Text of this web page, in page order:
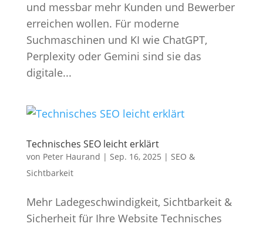
und messbar mehr Kunden und Bewerber
erreichen wollen. Für moderne
Suchmaschinen und KI wie ChatGPT,
Perplexity oder Gemini sind sie das
digitale...
Technisches SEO leicht erklärt
von Peter Haurand | Sep. 16, 2025 | SEO &
Sichtbarkeit
Mehr Ladegeschwindigkeit, Sichtbarkeit &
Sicherheit für Ihre Website Technisches